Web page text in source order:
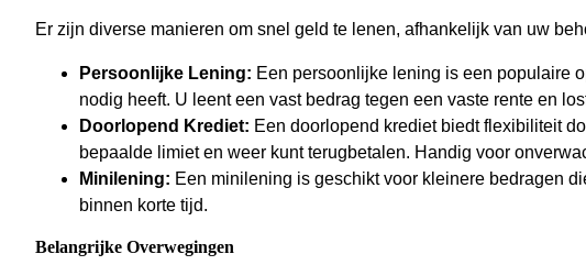
Er zijn diverse manieren om snel geld te lenen, afhankelijk van uw
Persoonlijke Lening: Een persoonlijke lening is een populaire
nodig heeft. U leent een vast bedrag tegen een vaste rente en
Doorlopend Krediet: Een doorlopend krediet biedt flexibiliteit
bepaalde limiet en weer kunt terugbetalen. Handig voor
Minilening: Een minilening is geschikt voor kleinere bedragen
binnen korte tijd.
Belangrijke Overwegingen